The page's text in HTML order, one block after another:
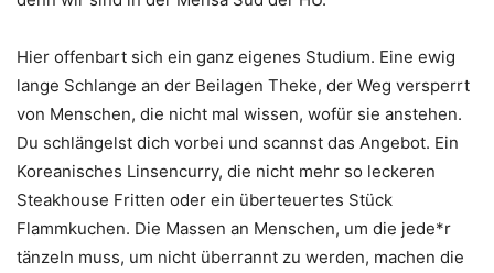
Hier offenbart sich ein ganz eigenes Studium. Eine ewig
lange Schlange an der Beilagen Theke, der Weg versperrt
von Menschen, die nicht mal wissen, wofür sie anstehen.
Du schlängelst dich vorbei und scannst das Angebot. Ein
Koreanisches Linsencurry, die nicht mehr so leckeren
Steakhouse Fritten oder ein überteuertes Stück
Flammkuchen. Die Massen an Menschen, um die jede*r
tänzeln muss, um nicht überrannt zu werden, machen die